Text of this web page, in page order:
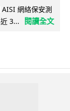
網絡保安測
3...
閱讀全文